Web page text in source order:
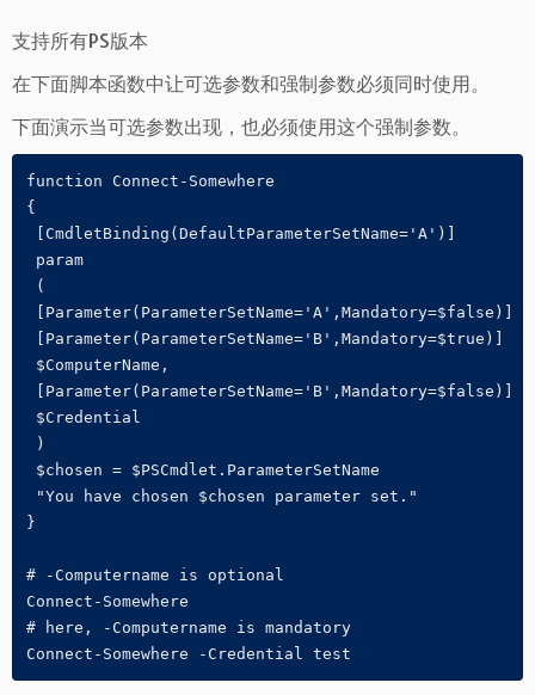
支持所有PS版本
在下面脚本函数中让可选参数和强制参数必须同时使用。
下面演示当可选参数出现，也必须使用这个强制参数。
function Connect-Somewhere
{
[CmdletBinding(DefaultParameterSetName='A')]
param
(
[Parameter(ParameterSetName='A',Mandatory=$false)]
[Parameter(ParameterSetName='B',Mandatory=$true)]
$ComputerName,
[Parameter(ParameterSetName='B',Mandatory=$false)]
$Credential
)
$chosen = $PSCmdlet.ParameterSetName
"You have chosen $chosen parameter set."
}
# -Computername is optional
Connect-Somewhere
# here, -Computername is mandatory